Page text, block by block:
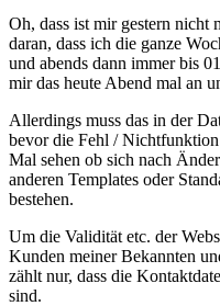
Oh, dass ist mir gestern nicht
daran, dass ich die ganze
und abends dann immer bis
mir das heute Abend mal an
Allerdings muss das in der
bevor die Fehl /
Mal sehen ob sich nach
anderen Templates oder
bestehen.
Um die Validität etc. der
Kunden meiner Bekannten
zählt nur, dass die
sind.